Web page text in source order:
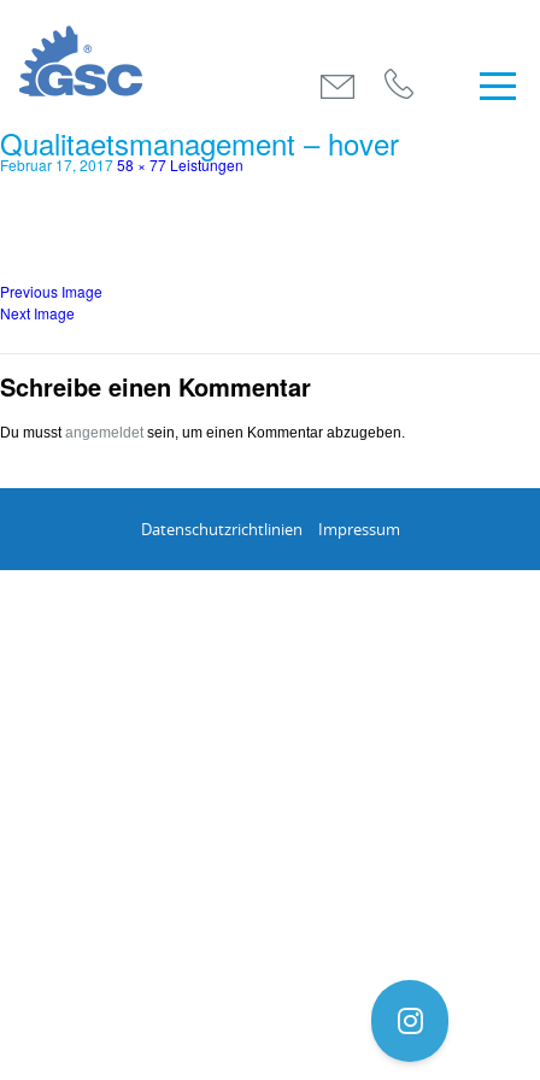
Qualitaetsmanagement – hover
Februar 17, 201758 × 77 Leistungen
Previous Image
Next Image
Schreibe einen Kommentar
Du musstangemeldetsein, um einen Kommentar abzugeben.
Datenschutzrichtlinien Impressum